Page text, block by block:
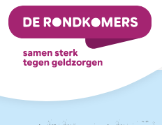
Ga
naar
inhoud